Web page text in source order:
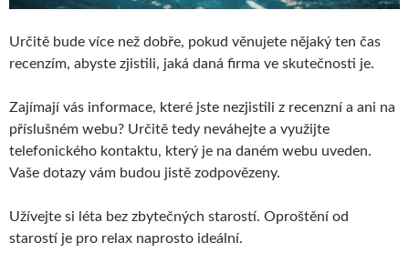
Určitě bude více než dobře, pokud věnujete nějaký ten čas
recenzím, abyste zjistili, jaká daná firma ve skutečnosti je.
Zajímají vás informace, které jste nezjistili z recenzní a ani na
příslušném webu? Určitě tedy neváhejte a využijte
telefonického kontaktu, který je na daném webu uveden.
Vaše dotazy vám budou jistě zodpovězeny.
Užívejte si léta bez zbytečných starostí. Oproštění od
starostí je pro relax naprosto ideální.